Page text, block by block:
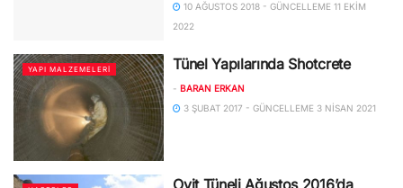
10 AĞUSTOS 2018 - GÜNCELLEME 11 EKIM
2022
YAPI MALZEMELERI Tünel Yapılarında Shotcrete
- BARAN ERKAN
3 ŞUBAT 2017 - GÜNCELLEME 3 NISAN 2021